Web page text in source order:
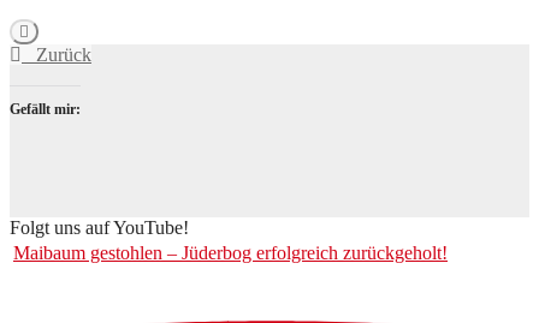
Zurück
Gefällt mir:
Folgt uns auf YouTube!
Maibaum gestohlen – Jüderbog erfolgreich zurückgeholt!